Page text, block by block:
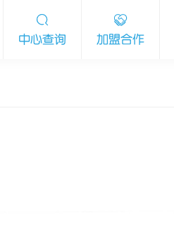
中心查询 加盟合作